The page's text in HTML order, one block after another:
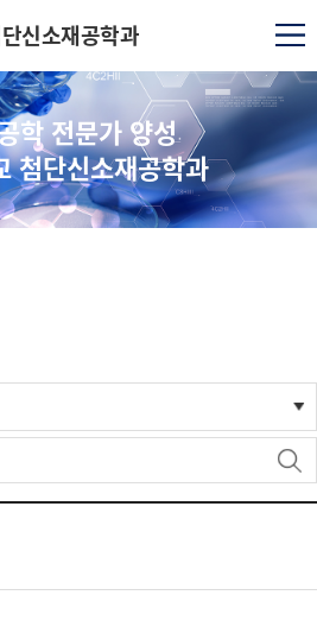
신소재공학과
학 전문가 양성
첨단신소재공학과